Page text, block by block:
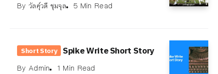
By วัลคุ์วดี ชุมจุล 5 Min Read
Short Story Spike Write Short Story
By Admin 1 Min Read